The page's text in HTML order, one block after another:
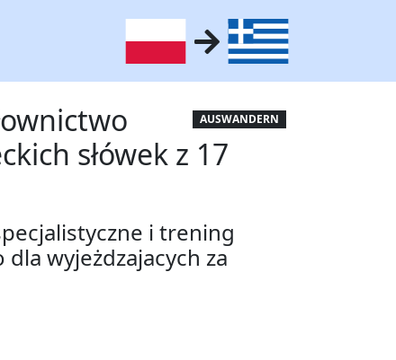
AUSWANDERN
słówek z 17
i trening
wyjeżdzajacych za